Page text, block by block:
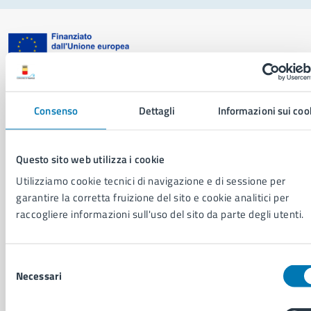
Consenso Dettagli Informazioni sui
Questo sito web utilizza i cookie
Utilizziamo cookie tecnici di navigazione e di sessione per
garantire la corretta fruizione del sito e cookie analitici per
raccogliere informazioni sull'uso del sito da parte degli utenti.
delNecessari
AMMINISTRAZIONE
Organi di governo
Municipalità
Uffici
Enti e fondazioni
Intranet, posta aziendale e protocollo